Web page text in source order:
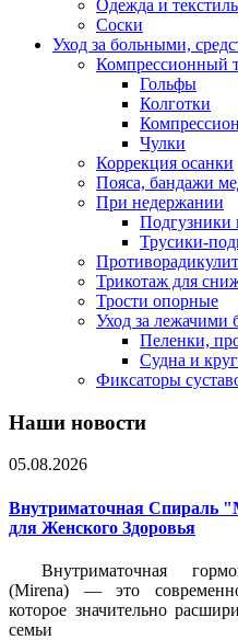
Одежда и
Соски
Уход за больными,
Компрессионный
Гольфы
Колготки
Чулки
Коррекция осанки
Пояса, бандажи
При недержании
Подгузники
Трусики-
Трикотаж для
Трости опорные
Уход за лежачими
Пеленки,
Судна и
Фиксаторы
Наши новости
05.08.2026
Внутриматочная Спираль
для Женского Здоровья
Внутриматочная
(Mirena) — это
которое значительно
семьи